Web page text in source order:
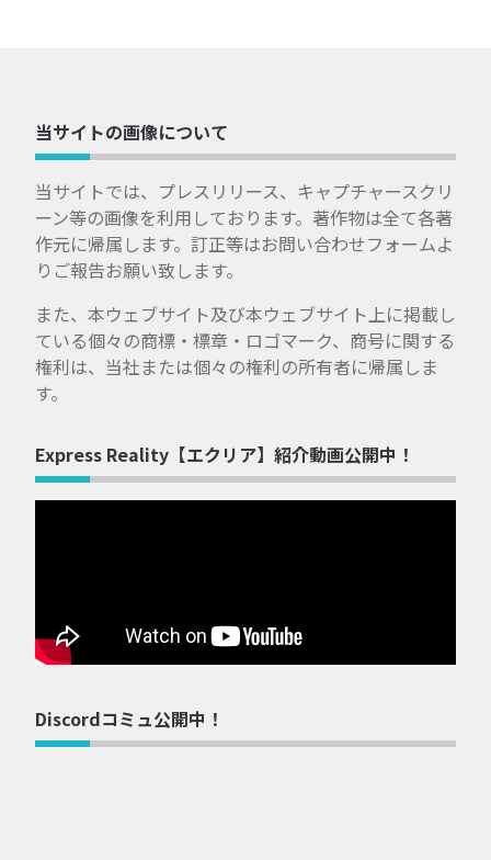
当サイトの画像について
当サイトでは、プレスリリース、キャプチャースクリ
ーン等の画像を利用しております。著作物は全て各著
作元に帰属します。訂正等はお問い合わせフォームよ
りご報告お願い致します。
また、本ウェブサイト及び本ウェブサイト上に掲載し
ている個々の商標・標章・ロゴマーク、商号に関する
権利は、当社または個々の権利の所有者に帰属しま
す。
Express Reality【エクリア】紹介動画公開中！
Discordコミュ公開中！